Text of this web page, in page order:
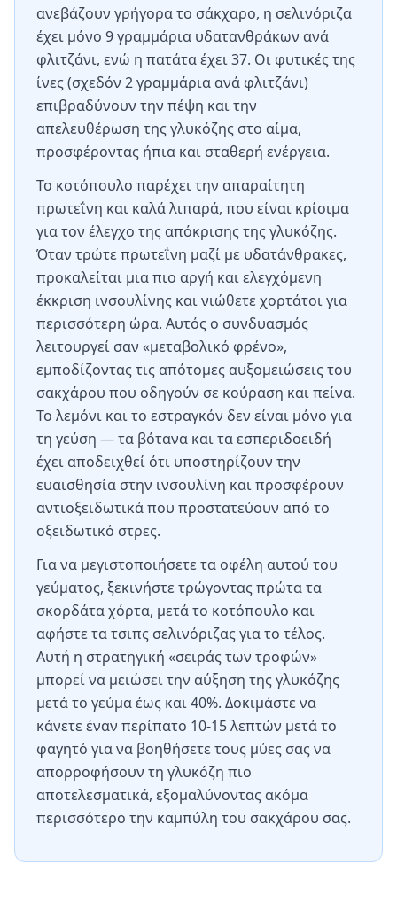
ανεβάζουν γρήγορα το σάκχαρο, η σελινόριζα
έχει μόνο 9 γραμμάρια υδατανθράκων ανά
φλιτζάνι, ενώ η πατάτα έχει 37. Οι φυτικές της
ίνες (σχεδόν 2 γραμμάρια ανά φλιτζάνι)
επιβραδύνουν την πέψη και την
απελευθέρωση της γλυκόζης στο αίμα,
προσφέροντας ήπια και σταθερή ενέργεια.
Το κοτόπουλο παρέχει την απαραίτητη
πρωτεΐνη και καλά λιπαρά, που είναι κρίσιμα
για τον έλεγχο της απόκρισης της γλυκόζης.
Όταν τρώτε πρωτεΐνη μαζί με υδατάνθρακες,
προκαλείται μια πιο αργή και ελεγχόμενη
έκκριση ινσουλίνης και νιώθετε χορτάτοι για
περισσότερη ώρα. Αυτός ο συνδυασμός
λειτουργεί σαν «μεταβολικό φρένο»,
εμποδίζοντας τις απότομες αυξομειώσεις του
σακχάρου που οδηγούν σε κούραση και πείνα.
Το λεμόνι και το εστραγκόν δεν είναι μόνο για
τη γεύση — τα βότανα και τα εσπεριδοειδή
έχει αποδειχθεί ότι υποστηρίζουν την
ευαισθησία στην ινσουλίνη και προσφέρουν
αντιοξειδωτικά που προστατεύουν από το
οξειδωτικό στρες.
Για να μεγιστοποιήσετε τα οφέλη αυτού του
γεύματος, ξεκινήστε τρώγοντας πρώτα τα
σκορδάτα χόρτα, μετά το κοτόπουλο και
αφήστε τα τσιπς σελινόριζας για το τέλος.
Αυτή η στρατηγική «σειράς των τροφών»
μπορεί να μειώσει την αύξηση της γλυκόζης
μετά το γεύμα έως και 40%. Δοκιμάστε να
κάνετε έναν περίπατο 10-15 λεπτών μετά το
φαγητό για να βοηθήσετε τους μύες σας να
απορροφήσουν τη γλυκόζη πιο
αποτελεσματικά, εξομαλύνοντας ακόμα
περισσότερο την καμπύλη του σακχάρου σας.